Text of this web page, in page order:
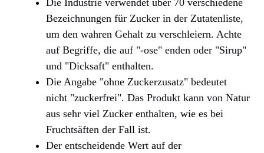
Bezeichnungen für Zucker in der Zutatenliste,
um den wahren Gehalt zu verschleiern. Achte
auf Begriffe, die auf "-ose" enden oder "Sirup"
und "Dicksaft" enthalten.
Die Angabe "ohne Zuckerzusatz" bedeutet
nicht "zuckerfrei". Das Produkt kann von Natur
aus sehr viel Zucker enthalten, wie es bei
Fruchtsäften der Fall ist.
Der entscheidende Wert auf der